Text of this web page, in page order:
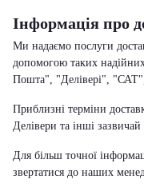
Інформація про
Ми надаємо послуги
допомогою таких
Пошта", "Делівері",
Приблизні терміни
Делівери та інші
Для більш точної
звертатися до наших